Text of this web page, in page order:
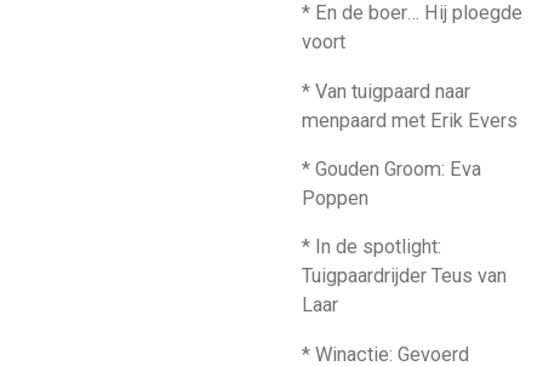
* En de boer… Hij ploegde
voort
* Van tuigpaard naar
menpaard met Erik Evers
* Gouden Groom: Eva
Poppen
* In de spotlight:
Tuigpaardrijder Teus van
Laar
* Winactie: Gevoerd